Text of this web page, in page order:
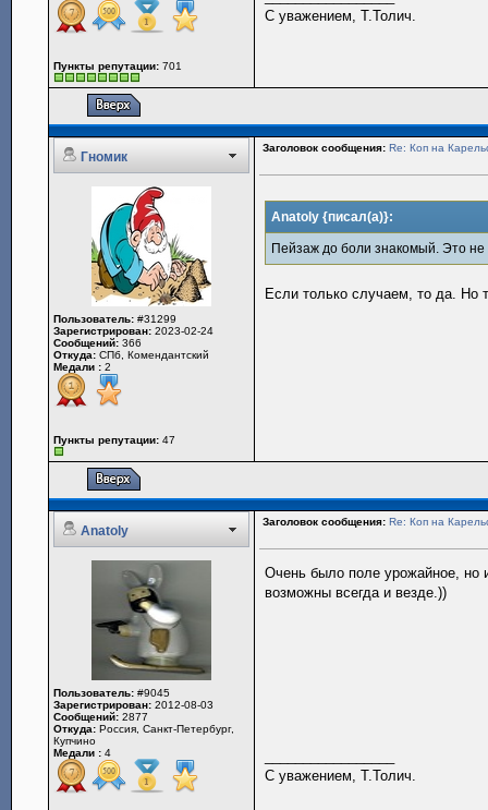
Пункты репутации: 701
С уважением, Т.Толич.
Гномик
Заголовок сообщения: Re: Коп на
Пользователь: #31299
Зарегистрирован: 2023-02-24
Сообщений: 366
Откуда: СПб, Комендантский
Медали : 2
Пункты репутации: 47
Anatoly {писал(а)}:
Пейзаж до боли знакомый. Это
Если только случаем, то да. Но
Anatoly
Заголовок сообщения: Re: Коп на
Пользователь: #9045
Зарегистрирован: 2012-08-03
Сообщений: 2877
Откуда: Россия, Санкт-Петербург,
Купчино
Медали : 4
Очень было поле урожайное, но
возможны всегда и везде.))
С уважением, Т.Толич.